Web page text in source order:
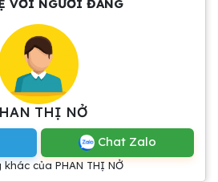
VỚI NGƯỜI ĐĂNG
THỊ NỞ
Chat Zalo
của PHAN THỊ NỞ